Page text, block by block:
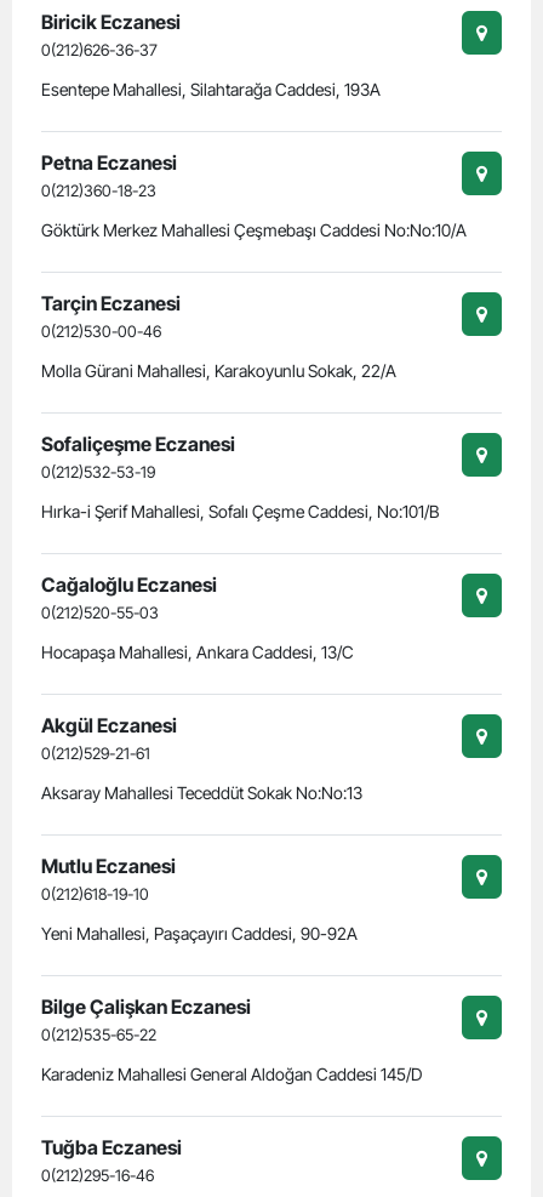
Biricik Eczanesi
0(212)626-36-37
Esentepe Mahallesi, Silahtarağa Caddesi, 193A
Petna Eczanesi
0(212)360-18-23
Göktürk Merkez Mahallesi Çeşmebaşı Caddesi No:No:10/A
Tarçin Eczanesi
0(212)530-00-46
Molla Gürani Mahallesi, Karakoyunlu Sokak, 22/A
Sofaliçeşme Eczanesi
0(212)532-53-19
Hırka-i Şerif Mahallesi, Sofalı Çeşme Caddesi, No:101/B
Cağaloğlu Eczanesi
0(212)520-55-03
Hocapaşa Mahallesi, Ankara Caddesi, 13/C
Akgül Eczanesi
0(212)529-21-61
Aksaray Mahallesi Teceddüt Sokak No:No:13
Mutlu Eczanesi
0(212)618-19-10
Yeni Mahallesi, Paşaçayırı Caddesi, 90-92A
Bilge Çalişkan Eczanesi
0(212)535-65-22
Karadeniz Mahallesi General Aldoğan Caddesi 145/D
Tuğba Eczanesi
0(212)295-16-46